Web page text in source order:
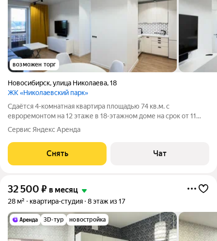
возможен торг
Новосибирск,улица Николаева,18
ЖК «Николаевский парк»
Сдаётся 4-комнатная квартира площадью 74 кв.м. с
евроремонтом на 12 этаже в 18-этажном доме на срок от 11
месяцев. Из техники есть: Телевизор Духовой шкаф
Стиральная машина Сушильная машина Холодильник
Посудомоечная машина Бойлер
Сервис Яндекс Аренда
Снять Чат
32 500 ₽ в месяц
28 м² квартира-студия 8 этаж из 17
3D-тур новостройка